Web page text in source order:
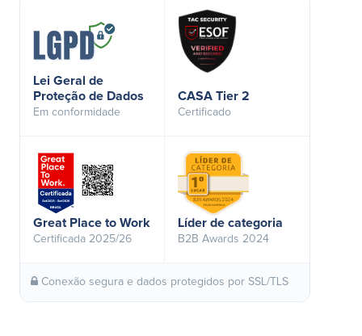
Lei Geral de
Proteção de Dados
Em conformidade
CASA Tier 2
Certificado
Great Place to Work
Certificada 2025/26
Líder de categoria
B2B Awards 2024
Conexão segura e dados protegidos por SSL/TLS